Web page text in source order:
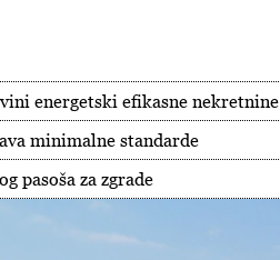
energetski efikasne nekretnine
minimalne standarde
pasoša za zgrade